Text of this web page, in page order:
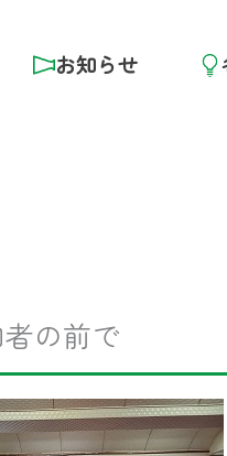
お知らせ
の前で